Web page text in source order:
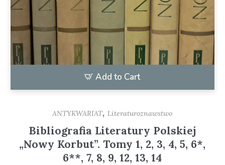
Add to Cart
ANTYKWARIAT, Literaturoznawstwo
Bibliografia Literatury Polskiej
„Nowy Korbut”. Tomy 1, 2, 3, 4, 5, 6*,
6**, 7, 8, 9, 12, 13, 14